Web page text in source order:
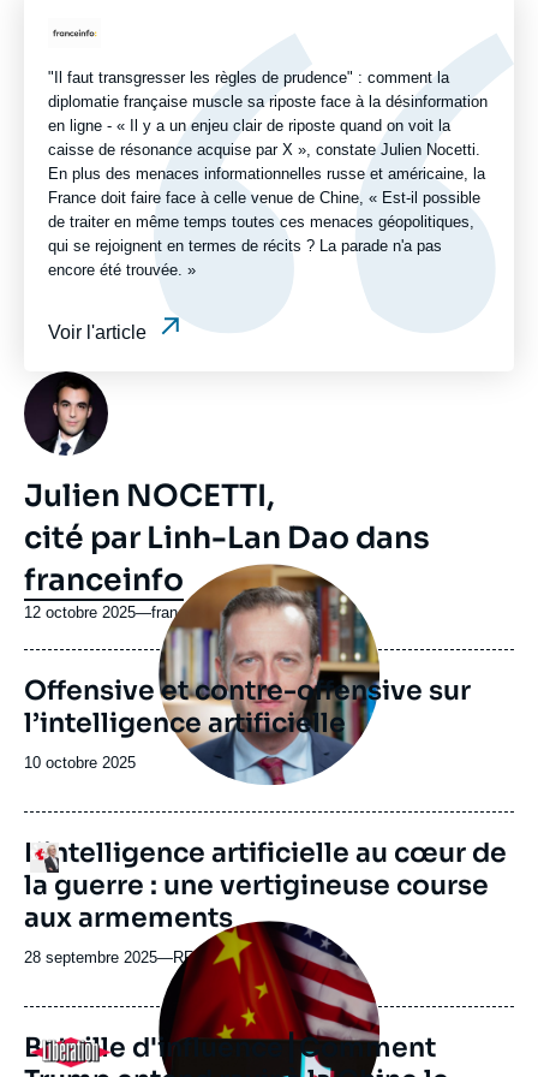
Logo
"Il faut transgresser les règles de prudence" : comment la
diplomatie française muscle sa riposte face à la désinformation
en ligne - « Il y a un enjeu clair de riposte quand on voit la
caisse de résonance acquise par X », constate Julien Nocetti.
En plus des menaces informationnelles russe et américaine, la
France doit faire face à celle venue de Chine, « Est-il possible
de traiter en même temps toutes ces menaces géopolitiques,
qui se rejoignent en termes de récits ? La parade n'a pas
encore été trouvée. »
Voir l'article
Photo
Julien NOCETTI,
cité par Linh-Lan Dao dans
franceinfo
12 octobre 2025—Nom
du
journal,
revue
ou
émission
franceinfo
Image
principale
Offensive et contre-offensive sur
l’intelligence artificielle
Date
publication
10 octobre 2025
Logo
L’intelligence artificielle au cœur de
la guerre : une vertigineuse course
aux armements
28 septembre 2025—Nom
du
journal,
revue
RFI
Logo
Image
principale
médiatique
Bataille d'influence┃Comment